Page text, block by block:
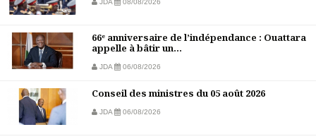
JDA 08/08/2026
66ᵉ anniversaire de l’indépendance : Ouattara
appelle à bâtir un...
JDA 06/08/2026
Conseil des ministres du 05 août 2026
JDA 06/08/2026